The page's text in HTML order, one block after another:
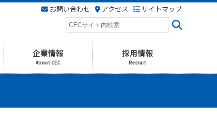
検
索
企業情報
About CEC
採用情報
Recruit
お問い合わせ アクセス サイトマップ